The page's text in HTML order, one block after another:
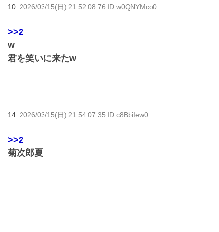
10: 2026/03/15(日) 21:52:08.76 ID:w0QNYMco0
>>2
w
君を笑いに来たw
14: 2026/03/15(日) 21:54:07.35 ID:c8BbiIew0
>>2
菊次郎夏